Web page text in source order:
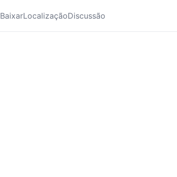
BaixarLocalizaçãoDiscussão